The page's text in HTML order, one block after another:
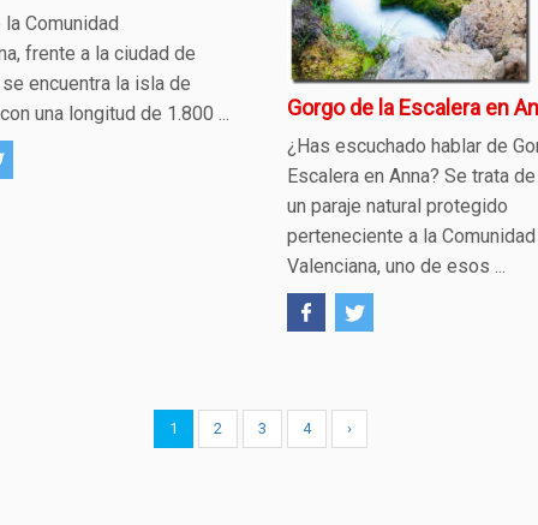
la Comunidad
frente a la ciudad de
encuentra la isla de
una longitud de 1.800 ...
Gorgo de la Escalera en
¿Has escuchado hablar de
Escalera en Anna? Se trata de
un paraje natural protegido
perteneciente a la Comunidad
Valenciana, uno de esos ...
1 2 3 4 ›